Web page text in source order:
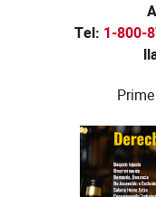
Tel: 1-800-